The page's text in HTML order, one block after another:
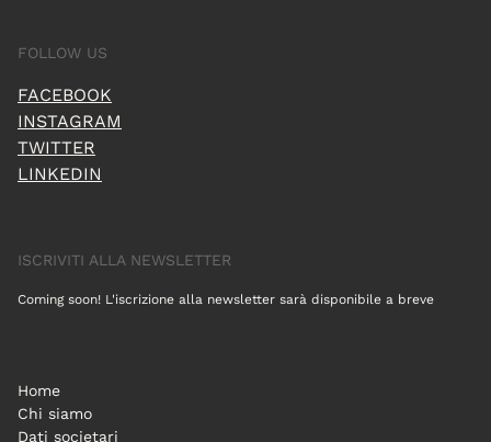
FOLLOW US
FACEBOOK
INSTAGRAM
TWITTER
LINKEDIN
ISCRIVITI ALLA NEWSLETTER
Coming soon! L'iscrizione alla newsletter sarà disponibile a breve
Home
Chi siamo
Dati societari